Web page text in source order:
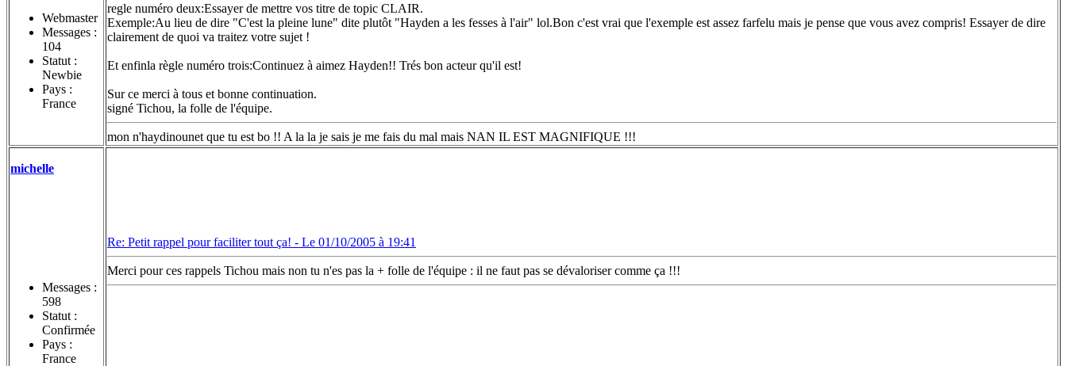
Webmaster
Messages :
104
Statut :
Newbie
Pays :
France
regle numéro deux:Essayer de mettre vos titre de topic CLAIR.
Exemple:Au lieu de dire "C'est la pleine lune" dite plutôt "Hayden a les fesses à l'air" lol.Bon c'est vrai que l'exemple est assez farfelu mais je pense que vous avez compris! Essayer de dire
clairement de quoi va traitez votre sujet !
Et enfinla règle numéro trois:Continuez à aimez Hayden!! Trés bon acteur qu'il est!
Sur ce merci à tous et bonne continuation.
signé Tichou, la folle de l'équipe.
mon n'haydinounet que tu est bo !! A la la je sais je me fais du mal mais NAN IL EST MAGNIFIQUE !!!
michelle
Messages :
598
Statut :
Confirmée
Pays :
France
Re: Petit rappel pour faciliter tout ça! - Le 01/10/2005 à 19:41
Merci pour ces rappels Tichou mais non tu n'es pas la + folle de l'équipe : il ne faut pas se dévaloriser comme ça !!!